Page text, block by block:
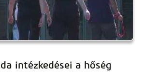
intézkedései a hőség